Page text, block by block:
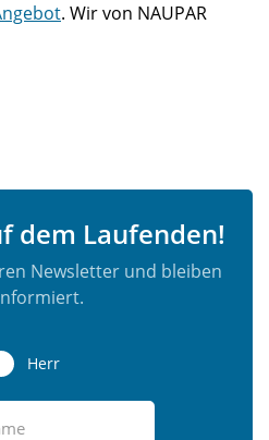
. Wir von NAUPAR
dem Laufenden!
Newsletter und bleiben
Herr